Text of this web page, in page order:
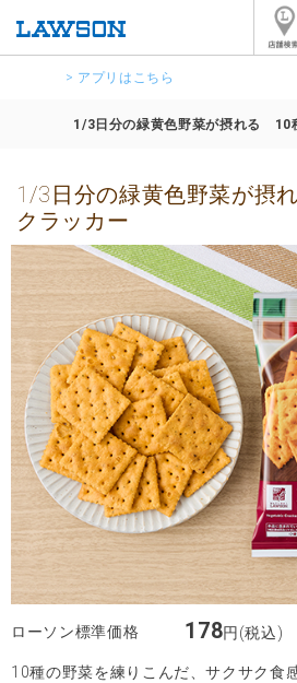
> アプリはこちら
1/3日分の緑黄色野菜が摂れる 10
1/3日分の緑黄色野菜が摂
クラッカー
ローソン標準価格 178円(税込)
10種の野菜を練りこんだ、サクサク食